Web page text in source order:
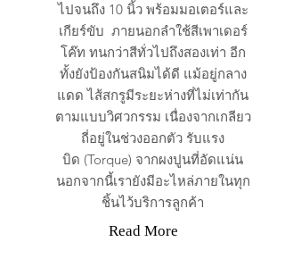
ไปจนถึง 10 นิ้ว พร้อมมอเตอร์และ
เกียร์ขับ ภายนอกลำใช้สีเพาเดอร์
โค๊ท ทนกว่าสีทั่วไปถึงสองเท่า อีก
ทั้งยังป้องกันสนิมได้ดี แม้อยู่กลาง
แดด ไส้สกรูมีระยะห่างที่ไม่เท่ากัน
ตามแบบวิศวกรรม เนื่องจากเกลียว
ถี่อยู่ในช่วงออกตัว รับแรง
บิด (Torque) จากผงปูนที่อัดแน่น
นอกจากนี้เรายังมีอะไหล่ภายในทุก
ชิ้นไว้บริการลูกค้า
Read More